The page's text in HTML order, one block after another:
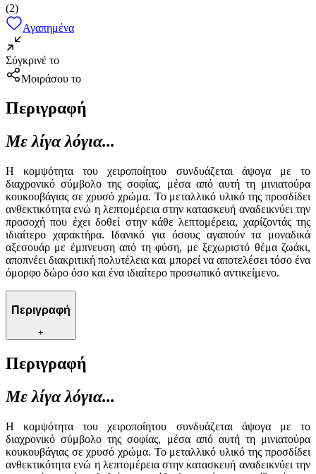
(2)
Αγαπημένα
Σύγκρινέ το
Μοιράσου το
Περιγραφή
Με λίγα λόγια...
Η κομψότητα του χειροποίητου συνδυάζεται άψογα με το
διαχρονικό σύμβολο της σοφίας, μέσα από αυτή τη μινιατούρα
κουκουβάγιας σε χρυσό χρώμα. Το μεταλλικό υλικό της προσδίδει
ανθεκτικότητα ενώ η λεπτομέρεια στην κατασκευή αναδεικνύει την
προσοχή που έχει δοθεί στην κάθε λεπτομέρεια, χαρίζοντάς της
ιδιαίτερο χαρακτήρα. Ιδανικό για όσους αγαπούν τα μοναδικά
αξεσουάρ με έμπνευση από τη φύση, με ξεχωριστό θέμα ζωάκι,
αποπνέει διακριτική πολυτέλεια και μπορεί να αποτελέσει τόσο ένα
όμορφο δώρο όσο και ένα ιδιαίτερο προσωπικό αντικείμενο.
Περιγραφή
+
Περιγραφή
Με λίγα λόγια...
Η κομψότητα του χειροποίητου συνδυάζεται άψογα με το
διαχρονικό σύμβολο της σοφίας, μέσα από αυτή τη μινιατούρα
κουκουβάγιας σε χρυσό χρώμα. Το μεταλλικό υλικό της προσδίδει
ανθεκτικότητα ενώ η λεπτομέρεια στην κατασκευή αναδεικνύει την